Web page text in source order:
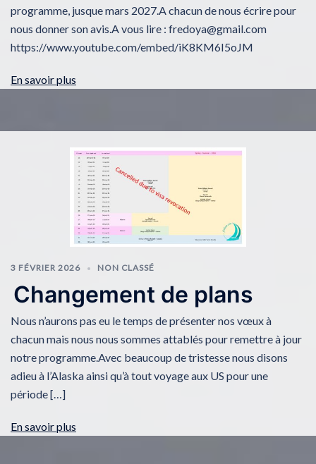
programme, jusque mars 2027.A chacun de nous écrire pour
nous donner son avis.A vous lire : fredoya@gmail.com
https://www.youtube.com/embed/iK8KM6I5oJM
En savoir plus
3 FÉVRIER 2026 NON CLASSÉ
Changement de plans
Nous n’aurons pas eu le temps de présenter nos vœux à
chacun mais nous nous sommes attablés pour remettre à jour
notre programme.Avec beaucoup de tristesse nous disons
adieu à l’Alaska ainsi qu’à tout voyage aux US pour une
période […]
En savoir plus